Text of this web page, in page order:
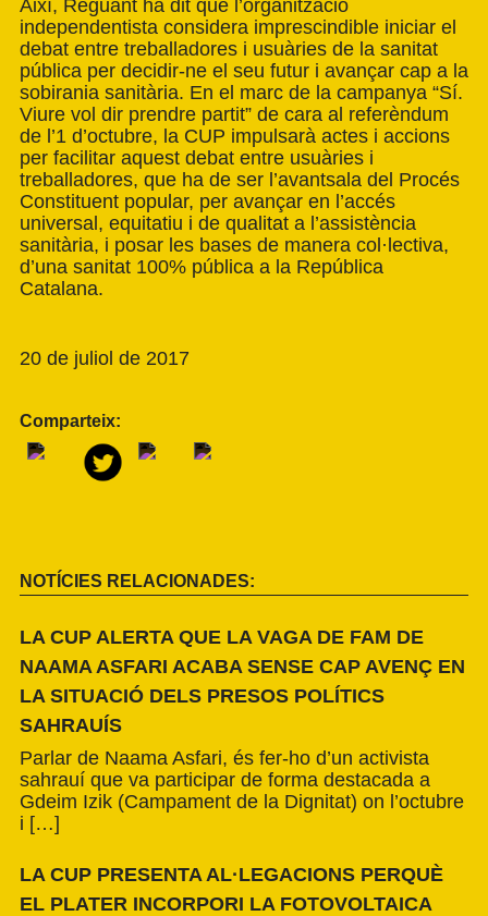
Així, Reguant ha dit que l’organització
independentista considera imprescindible iniciar el
debat entre treballadores i usuàries de la sanitat
pública per decidir-ne el seu futur i avançar cap a la
sobirania sanitària. En el marc de la campanya “Sí.
Viure vol dir prendre partit” de cara al referèndum
de l’1 d’octubre, la CUP impulsarà actes i accions
per facilitar aquest debat entre usuàries i
treballadores, que ha de ser l’avantsala del Procés
Constituent popular, per avançar en l’accés
universal, equitatiu i de qualitat a l’assistència
sanitària, i posar les bases de manera col·lectiva,
d’una sanitat 100% pública a la República
Catalana.
20 de juliol de 2017
Comparteix:
NOTÍCIES RELACIONADES:
LA CUP ALERTA QUE LA VAGA DE FAM DE
NAAMA ASFARI ACABA SENSE CAP AVENÇ EN
LA SITUACIÓ DELS PRESOS POLÍTICS
SAHRAUÍS
Parlar de Naama Asfari, és fer-ho d’un activista
sahrauí que va participar de forma destacada a
Gdeim Izik (Campament de la Dignitat) on l’octubre
i […]
LA CUP PRESENTA AL·LEGACIONS PERQUÈ
EL PLATER INCORPORI LA FOTOVOLTAICA